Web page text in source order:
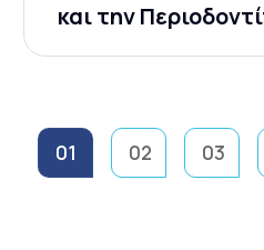
και την
01 02 03